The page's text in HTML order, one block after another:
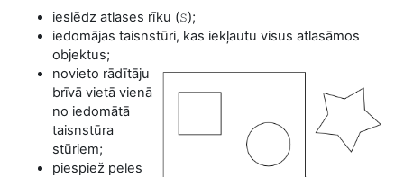
ieslēdz atlases rīku (S);
iedomājas taisnstūri, kas iekļautu visus atlasāmos
objektus;
novieto rādītāju
brīvā vietā vienā
no iedomātā
taisnstūra
stūriem;
piespiež peles